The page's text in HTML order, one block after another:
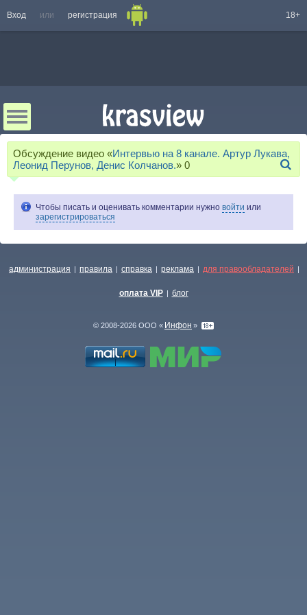
Вход или регистрация 18+
Обсуждение видео «Интервью на 8 канале. Артур Лукава,
Леонид Перунов, Денис Колчанов.» 0
Чтобы писать и оценивать комментарии нужно войти или
зарегистрироваться
администрация | правила | справка | реклама | для правообладателей |
оплата VIP | блог
© 2008-2026 ООО « Инфон »